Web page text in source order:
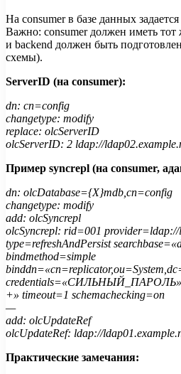
На consumer в базе данных
Важно: consumer должен иметь тот
и backend должен быть
схемы).
ServerID (на consumer):
dn: cn=config
changetype: modify
replace: olcServerID
olcServerID: 2 ldap://
Пример syncrepl (на consumer,
dn: olcDatabase={X}mdb,cn=config
changetype: modify
add: olcSyncrepl
olcSyncrepl: rid=001 provider=ldap://
type=refreshAndPersist
bindmethod=simple
credentials=«СИЛЬНЫЙ_ПАРОЛЬ»
+» timeout=1 schemachecking=on
—
add: olcUpdateRef
olcUpdateRef: ldap://
Практические замечания: